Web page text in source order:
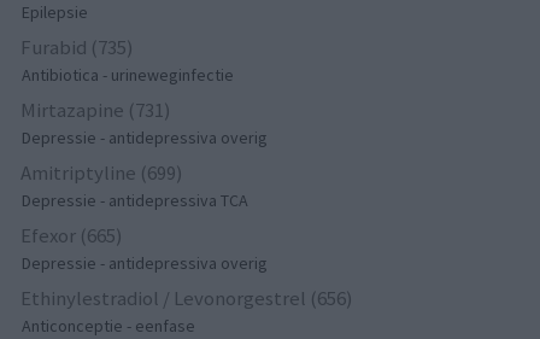
Epilepsie
Furabid (735)
Antibiotica - urineweginfectie
Mirtazapine (731)
Depressie - antidepressiva overig
Amitriptyline (699)
Depressie - antidepressiva TCA
Efexor (665)
Depressie - antidepressiva overig
Ethinylestradiol / Levonorgestrel (656)
Anticonceptie - eenfase